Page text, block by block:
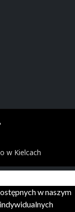
w Kielcach
w naszym